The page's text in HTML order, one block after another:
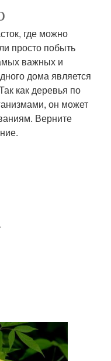
где можно
просто побыть
важных и
дома является
как деревья по
он может
Верните